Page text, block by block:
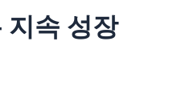
속 성장